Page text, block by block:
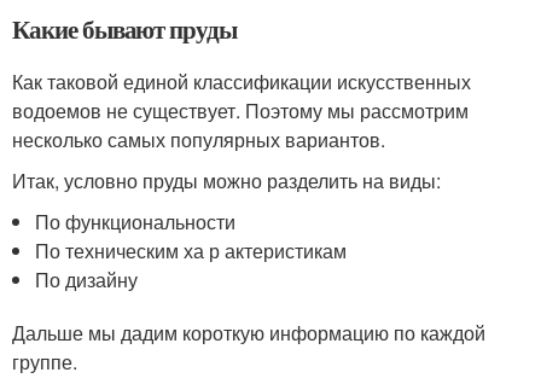
Какие бывают пруды
Как таковой единой классификации искусственных
водоемов не существует. Поэтому мы рассмотрим
несколько самых популярных вариантов.
Итак, условно пруды можно разделить на виды:
По функциональности
По техническим ха р актеристикам
По дизайну
Дальше мы дадим короткую информацию по каждой
группе.